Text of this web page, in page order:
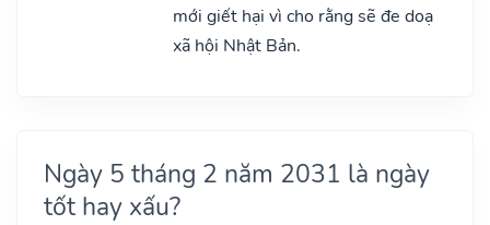
mới giết hại vì cho rằng sẽ đe doạ
xã hội Nhật Bản.
Ngày 5 tháng 2 năm 2031 là ngày
tốt hay xấu?